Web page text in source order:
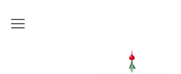
Gartenblog Hauptstadtgarten
Gartenblog